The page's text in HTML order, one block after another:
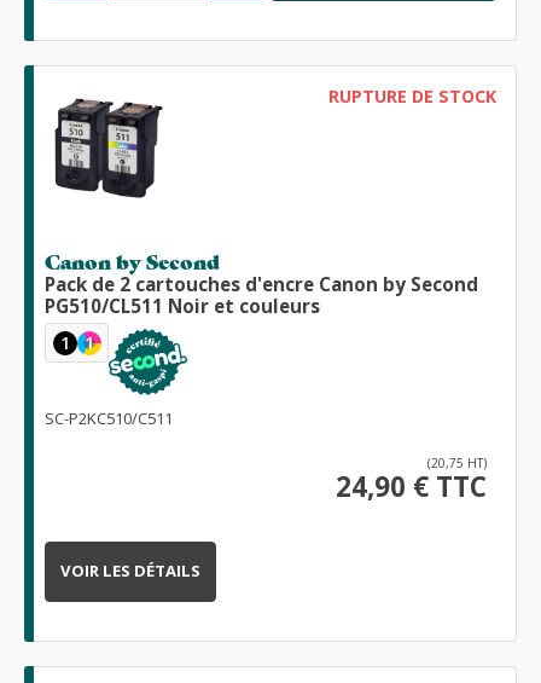
RUPTURE DE STOCK
Canon by Second
Pack de 2 cartouches d'encre Canon by Second
PG510/CL511 Noir et couleurs
1 1
SC-P2KC510/C511
(20,75 HT)
24,90 € TTC
VOIR LES DÉTAILS